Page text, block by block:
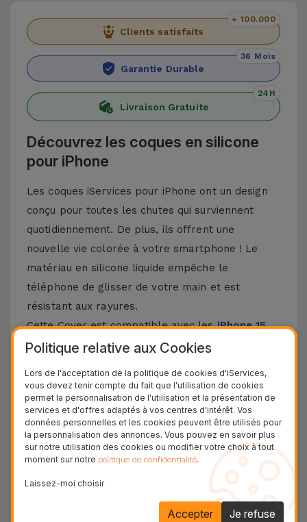
Clients satisfaits
+ 100.000
Garantie Durable
36 Mois
Livraison Gratuite
24H
Découvrez les coques en silicone
pour iPhone
Les coques iServices pour iPhone ont un design
conçu pour toutes les chutes qui surviennent
quotidiennement. De plus, ils offrent une
nouvelle vie colorée à votre smartphone ! Le
matériau en silicone liquide empêche le
téléphone de glisser de votre main et est
résistant aux rayures.
Cette Cover est compatible avec lesiPhone 15,
14, 13, 12, entre autres, ainsi qu'avec le modèle le
Protection à 3 couches avec coques en
silicone
Nos coques en silicone pour iPhone ont une
construction robuste et de qualité, avec une
construction à trois couches, pour éviter au
maximum les accidents et les casses !
- Une première couche de silicone liquide
Politique relative aux Cookies
Lors de l'acceptation de la politique de cookies d'iServices,
vous devez tenir compte du fait que l'utilisation de cookies
permet la personnalisation de l'utilisation et la présentation de
services et d'offres adaptés à vos centres d'intérêt. Vos
données personnelles et les cookies peuvent être utilisés pour
la personnalisation des annonces. Vous pouvez en savoir plus
sur notre utilisation des cookies ou modifier votre choix à tout
moment sur notre politique de confidentialité.
Laissez-moi choisir
Je refuse
Accepter